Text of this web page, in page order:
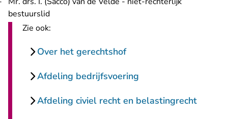
bestuurslid
Zie ook:
Over het gerechtshof
Afdeling bedrijfsvoering
Afdeling civiel recht en belastingrecht